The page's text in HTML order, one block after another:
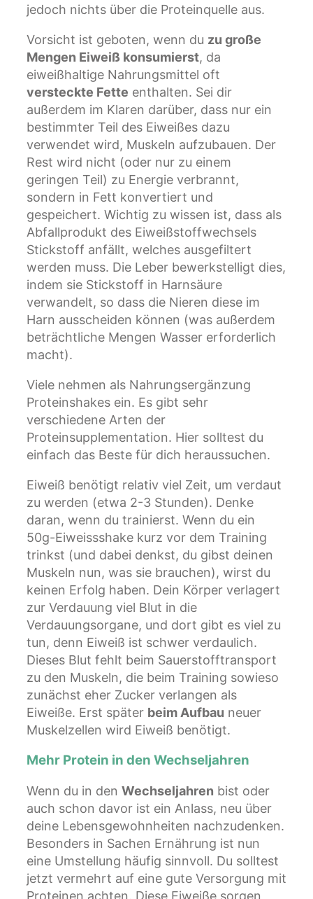
jedoch nichts über die Proteinquelle aus.
Vorsicht ist geboten, wenn du zu große
Mengen Eiweiß konsumierst, da
eiweißhaltige Nahrungsmittel oft
versteckte Fette enthalten. Sei dir
außerdem im Klaren darüber, dass nur ein
bestimmter Teil des Eiweißes dazu
verwendet wird, Muskeln aufzubauen. Der
Rest wird nicht (oder nur zu einem
geringen Teil) zu Energie verbrannt,
sondern in Fett konvertiert und
gespeichert. Wichtig zu wissen ist, dass als
Abfallprodukt des Eiweißstoffwechsels
Stickstoff anfällt, welches ausgefiltert
werden muss. Die Leber bewerkstelligt dies,
indem sie Stickstoff in Harnsäure
verwandelt, so dass die Nieren diese im
Harn ausscheiden können (was außerdem
beträchtliche Mengen Wasser erforderlich
macht).
Viele nehmen als Nahrungsergänzung
Proteinshakes ein. Es gibt sehr
verschiedene Arten der
Proteinsupplementation. Hier solltest du
einfach das Beste für dich heraussuchen.
Eiweiß benötigt relativ viel Zeit, um verdaut
zu werden (etwa 2-3 Stunden). Denke
daran, wenn du trainierst. Wenn du ein
50g-Eiweissshake kurz vor dem Training
trinkst (und dabei denkst, du gibst deinen
Muskeln nun, was sie brauchen), wirst du
keinen Erfolg haben. Dein Körper verlagert
zur Verdauung viel Blut in die
Verdauungsorgane, und dort gibt es viel zu
tun, denn Eiweiß ist schwer verdaulich.
Dieses Blut fehlt beim Sauerstofftransport
zu den Muskeln, die beim Training sowieso
zunächst eher Zucker verlangen als
Eiweiße. Erst später beim Aufbau neuer
Muskelzellen wird Eiweiß benötigt.
Mehr Protein in den Wechseljahren
Wenn du in den Wechseljahren bist oder
auch schon davor ist ein Anlass, neu über
deine Lebensgewohnheiten nachzudenken.
Besonders in Sachen Ernährung ist nun
eine Umstellung häufig sinnvoll. Du solltest
jetzt vermehrt auf eine gute Versorgung mit
Proteinen achten. Diese Eiweiße sorgen